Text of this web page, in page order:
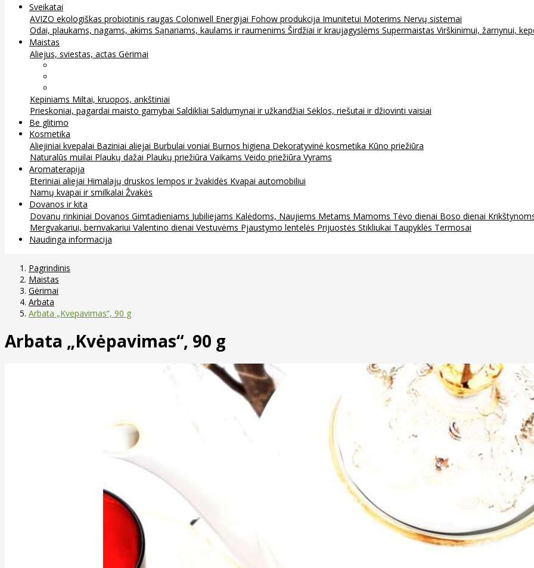
Sveikatai
AVIZO ekologiškas probiotinis raugas Colonwell Energijai Fohow produkcija Imunitetui Moterims Nervų sistemai
Odai, plaukams, nagams, akims Sąnariams, kaulams ir raumenims Širdžiai ir kraujagyslėms Supermaistas Virškinimui, žarnynui,
Maistas
Aliejus, sviestas, actas Gėrimai
Kepiniams Miltai, kruopos, ankštiniai
Prieskoniai, pagardai maisto gamybai Saldikliai Saldumynai ir užkandžiai Sėklos, riešutai ir džiovinti vaisiai
Be glitimo
Kosmetika
Aliejiniai kvepalai Baziniai aliejai Burbulai voniai Burnos higiena Dekoratyvinė kosmetika Kūno priežiūra
Naturalūs muilai Plaukų dažai Plaukų priežiūra Vaikams Veido priežiūra Vyrams
Aromaterapija
Eteriniai aliejai Himalajų druskos lempos ir žvakidės Kvapai automobiliui
Namų kvapai ir smilkalai Žvakės
Dovanos ir kita
Dovanų rinkiniai Dovanos Gimtadieniams Jubiliejams Kalėdoms, Naujiems Metams Mamoms Tėvo dienai Boso dienai
Mergvakariui, bernvakariui Valentino dienai Vestuvėms Pjaustymo lentelės Prijuostės Stikliukai Taupyklės Termosai
Naudinga informacija
Pagrindinis
Maistas
Gėrimai
Arbata
Arbata „Kvėpavimas“, 90 g
Arbata „Kvėpavimas“, 90 g